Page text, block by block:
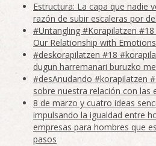
Estructura: La capa que nadie
razón de subir escaleras por
#Untangling #Korapilatzen
Our Relationship with Emotions
#deskorapilatzen #18
dugun harremanari buruzko
#desAnudando #korapilatzen
sobre nuestra relación con las
8 de marzo y cuatro ideas
impulsando la igualdad entre
empresas para hombres que
pasos